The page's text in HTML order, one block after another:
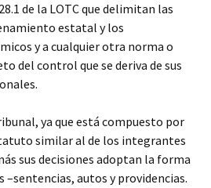
de la LOTC que delimitan las
estatal y los
y a cualquier otra norma o
del control que se deriva de sus
ya que está compuesto por
similar al de los integrantes
sus decisiones adoptan la forma
–sentencias, autos y providencias.